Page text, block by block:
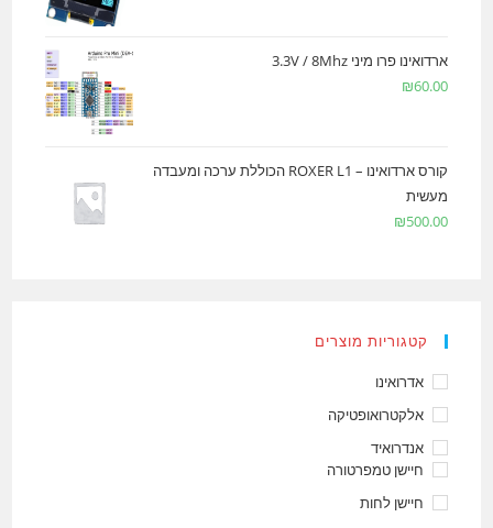
ארדואינו פרו מיני 3.3V / 8Mhz
₪60.00
קורס ארדואינו – ROXER L1 הכוללת ערכה ומעבדה
מעשית
₪500.00
קטגוריות מוצרים
אדרואינו
אלקטרואופטיקה
אנדרואיד
חיישן טמפרטורה
חיישן לחות